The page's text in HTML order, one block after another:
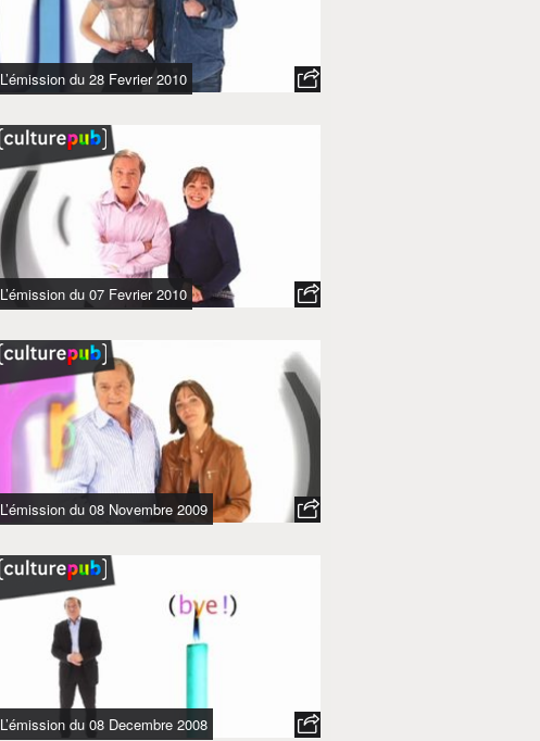
L’émission du 28 Fevrier 2010
L’émission du 07 Fevrier 2010
L’émission du 08 Novembre 2009
L’émission du 08 Decembre 2008